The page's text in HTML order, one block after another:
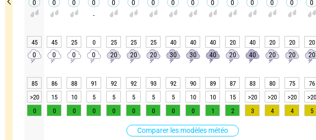
Comparer les modèles météo
0 0 0 0 0 0 0 0 0 0 0 0 0 0 0
-
45 45 25 0 25 25 25 40 40 40 20 40 20 20 20
0 0 0 0 20 20 20 30 30 40 20 40 20 20 20
85 86 88 91 92 92 93 92 90 89 87 83 80 75 76
>20
15 10 5 5 5 5 5 10 10 15 >20 >20 >20 >20
0
0 0 0 0 0 0 0 0 1 2 3 4 4 5